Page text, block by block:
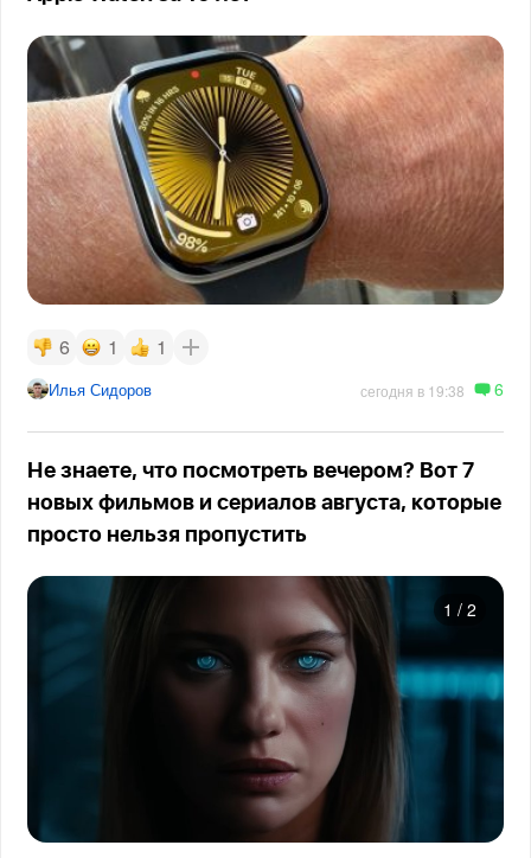
6 1 1
Илья Сидоров сегодня в 19:38 6
Не знаете, что посмотреть вечером? Вот 7
новых фильмов и сериалов августа, которые
просто нельзя пропустить
1 / 2